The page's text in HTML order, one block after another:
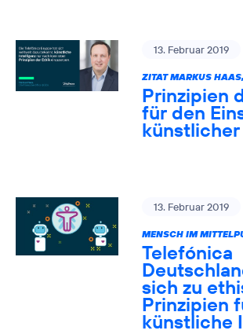
13. Februar 2019
ZITAT MARKUS
Prinzipien
für den
13. Februar 2019
MENSCH IM
Telefónica
sich zu
Prinzipien
künstliche